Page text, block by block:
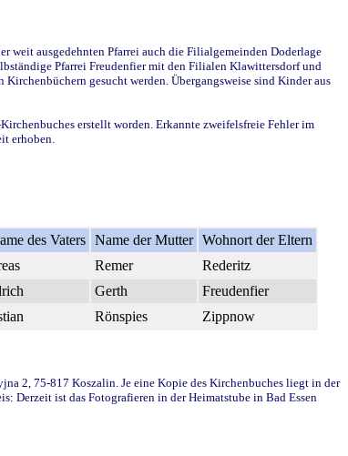
weit ausgedehnten Pfarrei auch die Filialgemeinden Doderlage
Pfarrei Freudenfier mit den Filialen Klawittersdorf und
gesucht werden. Übergangsweise sind Kinder aus
erstellt worden. Erkannte zweifelsfreie Fehler im
erhoben.
des Vaters Name der Mutter Wohnort der Eltern
Remer
Rederitz
Gerth
Freudenfier
Rönspies Zippnow
2, 75-817 Koszalin. Je eine Kopie des Kirchenbuches liegt in der
Derzeit ist das Fotografieren in der Heimatstube in Bad Essen